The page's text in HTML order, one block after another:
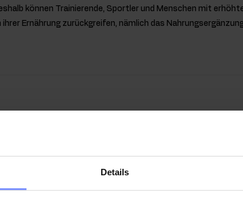
Details
können Trainierende, Sportler und Menschen mit
Ernährung zurückgreifen, nämlich das